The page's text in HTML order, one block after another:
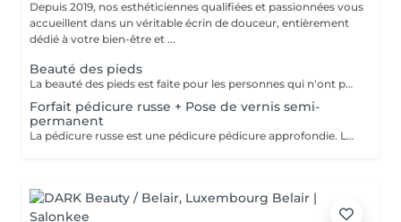
Depuis 2019, nos esthéticiennes qualifiées et passionnées vous
accueillent dans un véritable écrin de douceur, entièrement
dédié à votre bien-être et ...
Beauté des pieds
La beauté des pieds est faite pour les personnes qui n'ont pas de problème particulier au niveau de leur pieds. Elle comprend la pousse des cuticules, la coupe des ongles et le limage, léger ponçage de la plaque de l'ongle, et rape de la plante du pied. Pose de vernis transparent et application de crème inclues.
Forfait pédicure russe + Pose de vernis semi-
permanent
La pédicure russe est une pédicure pédicure approfondie. La durée de votre vernis permanent va durer 1 semaine de plus.